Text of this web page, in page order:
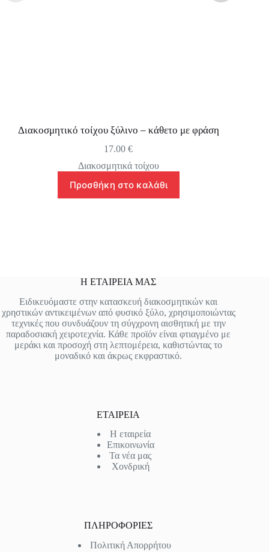
Διακοσμητικό τοίχου ξύλινο – κάθετο με φράση
17.00€
Διακοσμητικά τοίχου
Προσθήκη στο καλάθι
Η ΕΤΑΙΡΕΙΑ ΜΑΣ
Ειδικευόμαστε στην κατασκευή διακοσμητικών και
χρηστικών αντικειμένων από φυσικό ξύλο, χρησιμοποιώντας
τεχνικές που συνδυάζουν τη σύγχρονη αισθητική με την
παραδοσιακή χειροτεχνία. Κάθε προϊόν είναι φτιαγμένο με
μεράκι και προσοχή στη λεπτομέρεια, καθιστώντας το
μοναδικό και άκρως εκφραστικό.
ΕΤΑΙΡΕΙΑ
Η εταιρεία
Επικοινωνία
Τα νέα μας
Χονδρική
ΠΛΗΡΟΦΟΡΙΕΣ
Πολιτική Απορρήτου